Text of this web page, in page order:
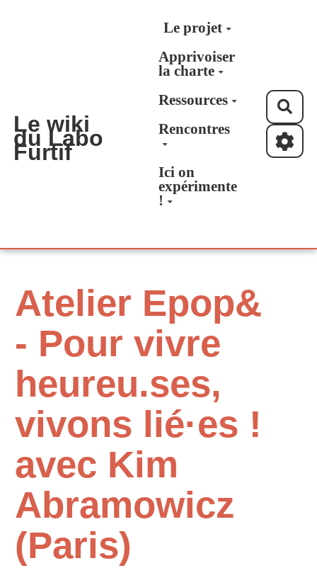
Aller au contenu principal
Le wiki
du Labo
Furtif
Le projet
Apprivoiser
la charte
Ressources
Rencontres
Ici on
expérimente
!
Atelier Epop&
- Pour vivre
heureu.ses,
vivons lié·es !
avec Kim
Abramowicz
(Paris)